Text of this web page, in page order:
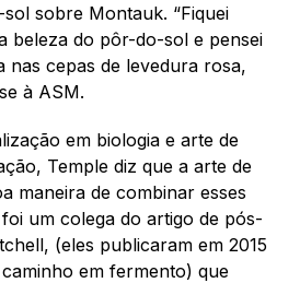
sobre Montauk. “Fiquei
beleza do pôr-do-sol e pensei
nas cepas de levedura rosa,
à ASM.
em biologia e arte de
Temple diz que a arte de
maneira de combinar esses
um colega do artigo de pós-
(eles publicaram em 2015
em fermento) que